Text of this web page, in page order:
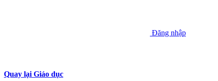
Đăng nhập
Quay lại Giáo dục